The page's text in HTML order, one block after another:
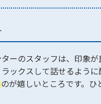
ーのスタッフは、印象
ックスして話せるよう
のが嬉しいところです。